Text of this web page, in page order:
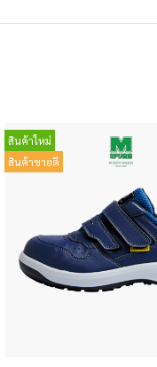
สินค้าใหม่
สินค้าขายดี